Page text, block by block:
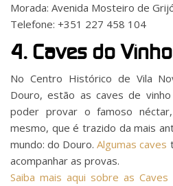
Morada: Avenida Mosteiro de
Telefone: +351 227 458 104
4. Caves do
No Centro Histórico de Vila
Douro, estão as caves de
poder provar o famoso
mesmo, que é trazido da mais
mundo: do Douro.Algumas caves
acompanhar as provas.
Saiba mais aqui sobre as